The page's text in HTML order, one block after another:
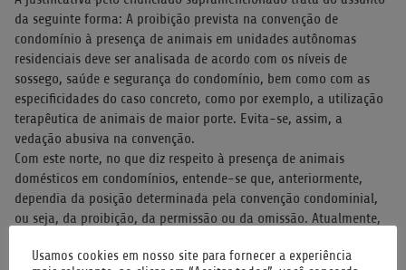
da seguinte forma: A proibição prevista na convenção de
condomínio à presença de animais em unidades autônomas
residenciais deve ser analisada de acordo com os níveis de
sossego, saúde e segurança do condomínio, bem como com as
especificidades do caso concreto, como por exemplo, a utilização
terapêutica de animais de maior porte. Evita-se, assim, a
vedação abusiva na convenção.
Com este norte, no que diz respeito à presença de animais
domésticos em condomínios, entende-se que, anteriormente,
dependia da posição determinada pela convenção condominial,
ou seja, da proibição, da permissão ou da omissão. Atualmente,
devem ser permitidos, ainda que a convenção condominial
Usamos cookies em nosso site para fornecer a experiência